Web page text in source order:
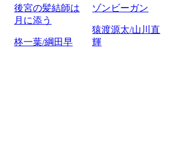
後宮の髪結師は
月に添う
柊一葉/綱田早
ゾンビーガン
猿渡源太/山川直
輝